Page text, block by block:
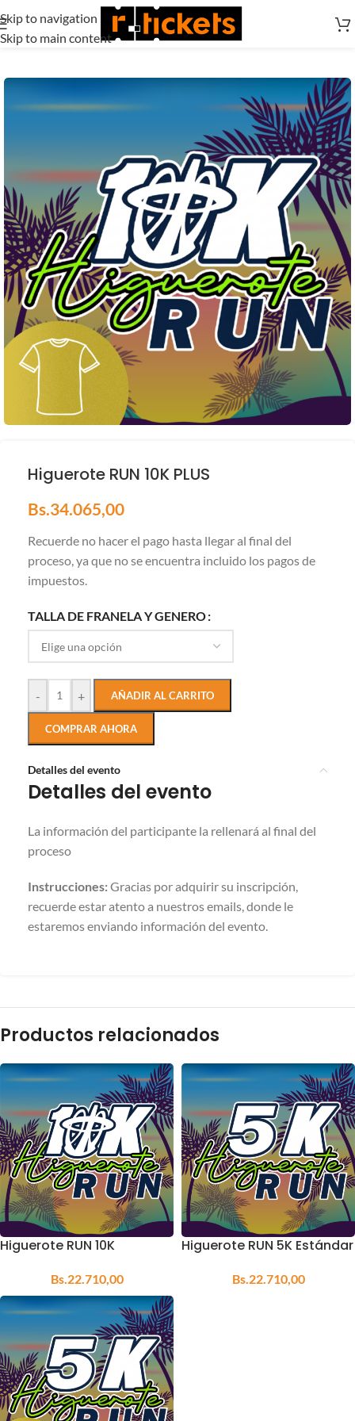
Skip to navigation
Skip to main content
Higuerote RUN 10K PLUS
Bs.34.065,00
Recuerde no hacer el pago hasta llegar al final del
proceso, ya que no se encuentra incluido los pagos de
impuestos.
TALLA DE FRANELA Y GENERO
- + AÑADIR AL CARRITO
COMPRAR AHORA
Detalles del evento
Detalles del evento
La información del participante la rellenará al final del
proceso
Instrucciones:Gracias por adquirir su inscripción,
recuerde estar atento a nuestros emails, donde le
estaremos enviando información del evento.
Productos relacionados
Higuerote RUN 10K
Bs.22.710,00
Higuerote RUN 5K Estándar
Bs.22.710,00